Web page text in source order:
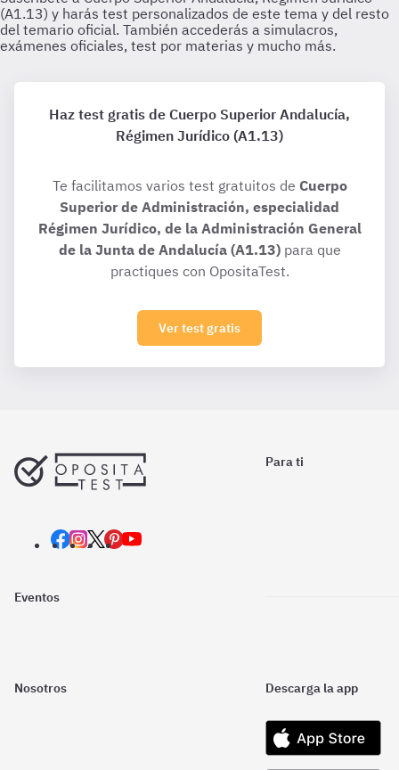
Haz test gratis de Cuerpo Superior Andalucía,
Régimen Jurídico (A1.13)
Te facilitamos varios test gratuitos de Cuerpo
Superior de Administración, especialidad
Régimen Jurídico, de la Administración General
de la Junta de Andalucía (A1.13)para que
practiques con OpositaTest.
Ver test gratis
Para ti
Eventos
Nosotros Descarga la app